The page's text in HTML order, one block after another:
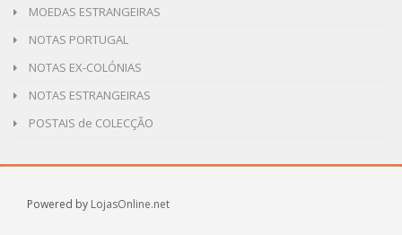
MOEDAS ESTRANGEIRAS
NOTAS PORTUGAL
NOTAS EX-COLÓNIAS
NOTAS ESTRANGEIRAS
POSTAIS de COLECÇÃO
Powered by LojasOnline.net